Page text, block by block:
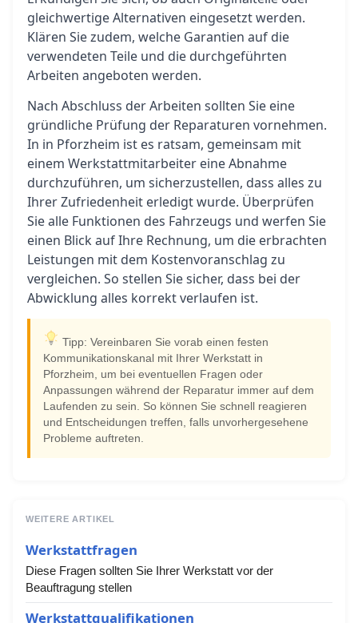
gleichwertige Alternativen eingesetzt werden.
Klären Sie zudem, welche Garantien auf die
verwendeten Teile und die durchgeführten
Arbeiten angeboten werden.
Nach Abschluss der Arbeiten sollten Sie eine
gründliche Prüfung der Reparaturen vornehmen.
In in Pforzheim ist es ratsam, gemeinsam mit
einem Werkstattmitarbeiter eine Abnahme
durchzuführen, um sicherzustellen, dass alles zu
Ihrer Zufriedenheit erledigt wurde. Überprüfen
Sie alle Funktionen des Fahrzeugs und werfen Sie
einen Blick auf Ihre Rechnung, um die erbrachten
Leistungen mit dem Kostenvoranschlag zu
vergleichen. So stellen Sie sicher, dass bei der
Abwicklung alles korrekt verlaufen ist.
Tipp: Vereinbaren Sie vorab einen festen
Kommunikationskanal mit Ihrer Werkstatt in
Pforzheim, um bei eventuellen Fragen oder
Anpassungen während der Reparatur immer auf dem
Laufenden zu sein. So können Sie schnell reagieren
und Entscheidungen treffen, falls unvorhergesehene
Probleme auftreten.
WEITERE ARTIKEL
Werkstattfragen
Diese Fragen sollten Sie Ihrer Werkstatt vor der
Beauftragung stellen
Werkstattqualifikationen